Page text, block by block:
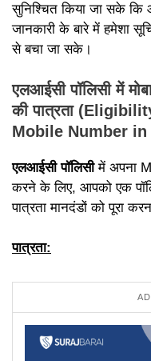
सुनिश्चित किया जा सके कि
जानकारी के बारे में हमेशा
से बचा जा सके।
एलआईसी पॉलिसी में
की पात्रता
Mobile Number
एलआईसी पॉलिसीमें अपना
करने के लिए, आपको एक
पात्रता मानदंडों को पूरा
पात्रता: